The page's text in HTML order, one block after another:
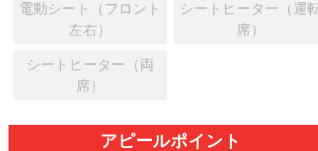
電動シート（フロント
左右）
シートヒーター（運
席）
シートヒーター（両
席）
アピールポイント